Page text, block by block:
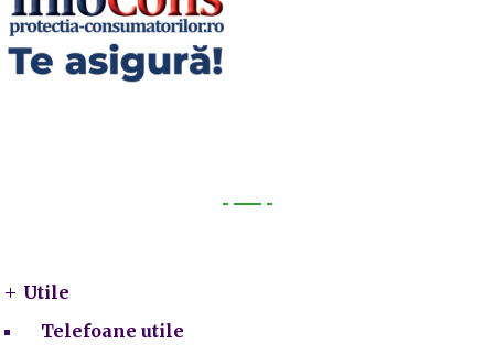
Utile
Telefoane utile